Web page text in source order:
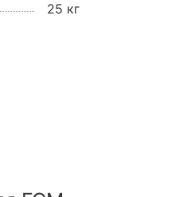
25 кг